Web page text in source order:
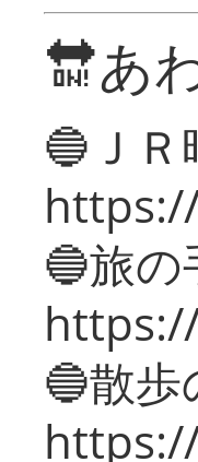
🔛あ
🔵ＪＲ
🔵旅の
🔵散歩